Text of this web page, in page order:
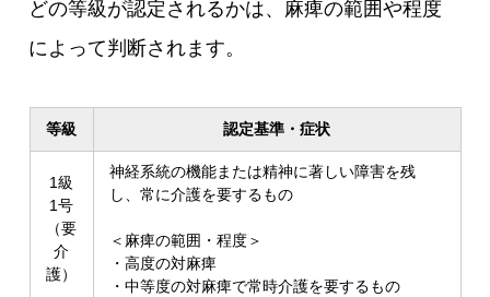
どの等級が認定されるかは、麻痺の範囲や程度
によって判断されます。
等級 認定基準・症状
1級
1号
（要
介
護）
神経系統の機能または精神に著しい障害を残
し、常に介護を要するもの
＜麻痺の範囲・程度＞
・高度の対麻痺
・中等度の対麻痺で常時介護を要するもの